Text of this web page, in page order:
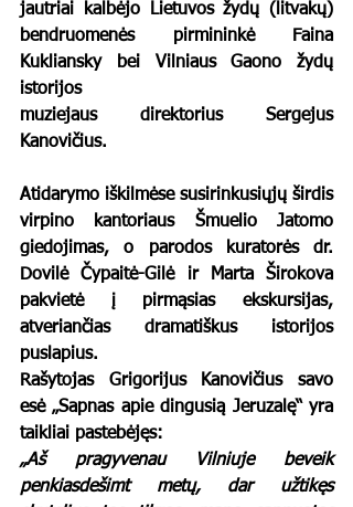
jautriai kalbėjo Lietuvos žydų (litvakų)
bendruomenės pirmininkė Faina
Kukliansky bei Vilniaus Gaono žydų
istorijos
muziejaus direktorius Sergejus
Kanovičius.
Atidarymo iškilmėse susirinkusiųjų širdis
virpino kantoriaus Šmuelio Jatomo
giedojimas, o parodos kuratorės dr.
Dovilė Čypaitė-Gilė ir Marta Širokova
pakvietė į pirmąsias ekskursijas,
atveriančias dramatiškus istorijos
puslapius.
Rašytojas Grigorijus Kanovičius savo
esė „Sapnas apie dingusią Jeruzalę“ yra
taikliai pastebėjęs:
„Aš pragyvenau Vilniuje beveik
penkiasdešimt metų, dar užtikęs